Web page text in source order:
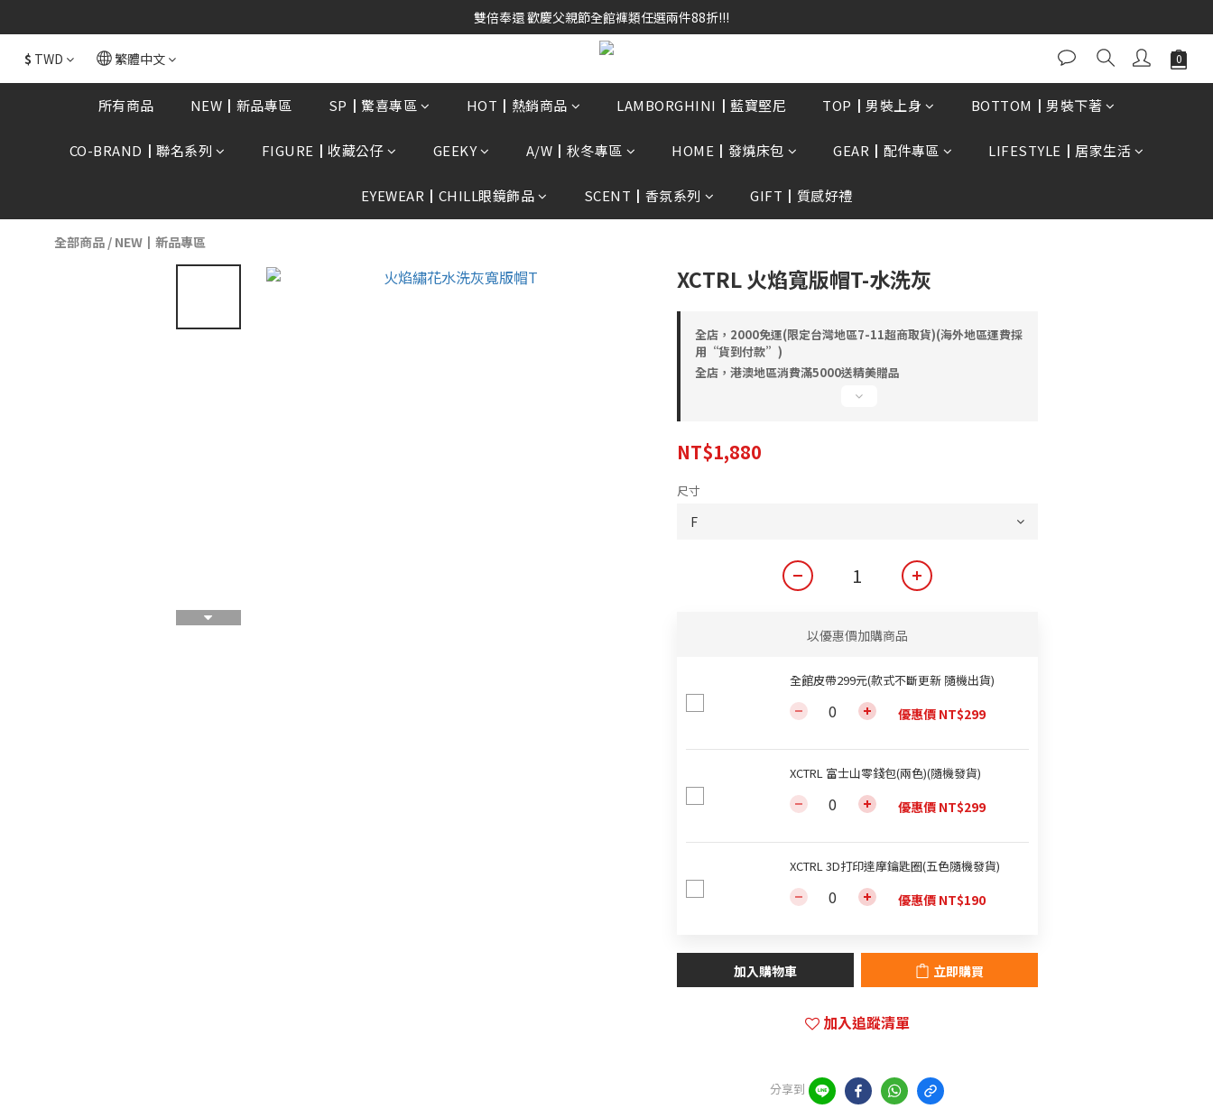
雙倍奉還 歡慶父親節全館褲類任選兩件88折!!!
雙倍奉還 歡慶父親節全館褲類任選兩件88折!!!
全館消費滿額$1680贈3D好野貓公仔(絲綢鐵黑) 滿額$2499贈達摩金幣 送完為止!  滿$3000再贈現金卷$300元
雙倍奉還 歡慶父親節全館褲類任選兩件88折!!!
$ TWD 繁體中文
所有商品 NEW┃新品專區 SP┃驚喜專區 HOT┃熱銷商品 LAMBORGHINI┃藍寶堅尼 TOP┃男裝上身 BOTTOM┃男裝下著
CO-BRAND┃聯名系列 FIGURE┃收藏公仔 GEEKY A/W┃秋冬專區 HOME┃發燒床包 GEAR┃配件專區 LIFESTYLE┃居家生活
EYEWEAR┃CHILL眼鏡飾品 SCENT┃香氛系列 GIFT┃質感好禮
全部商品 / NEW┃新品專區
XCTRL 火焰寬版帽T-水洗灰
全店，2000免運(限定台灣地區7-11超商取貨)(海外地區運費採
用“貨到付款”)
全店，港澳地區消費滿5000送精美贈品
NT$1,880
尺寸
以優惠價加購商品
全館皮帶299元(款式不斷更新 隨機出貨)
優惠價 NT$299
XCTRL 富士山零錢包(兩色)(隨機發貨)
優惠價 NT$299
XCTRL 3D打印達摩鑰匙圈(五色隨機發貨)
優惠價 NT$190
加入購物車 立即購買
加入追蹤清單
分享到
立即購買